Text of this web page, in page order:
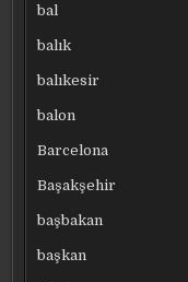
bal
balık
balıkesir
balon
Barcelona
Başakşehir
başbakan
başkan